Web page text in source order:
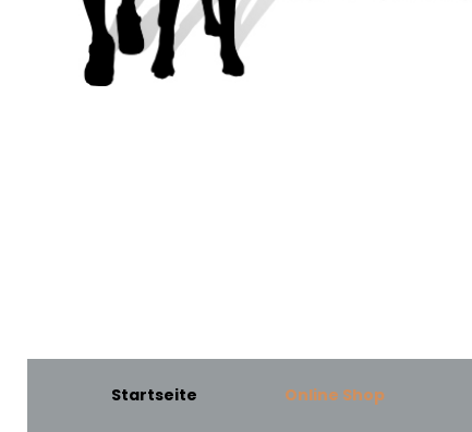
Startseite Online Shop